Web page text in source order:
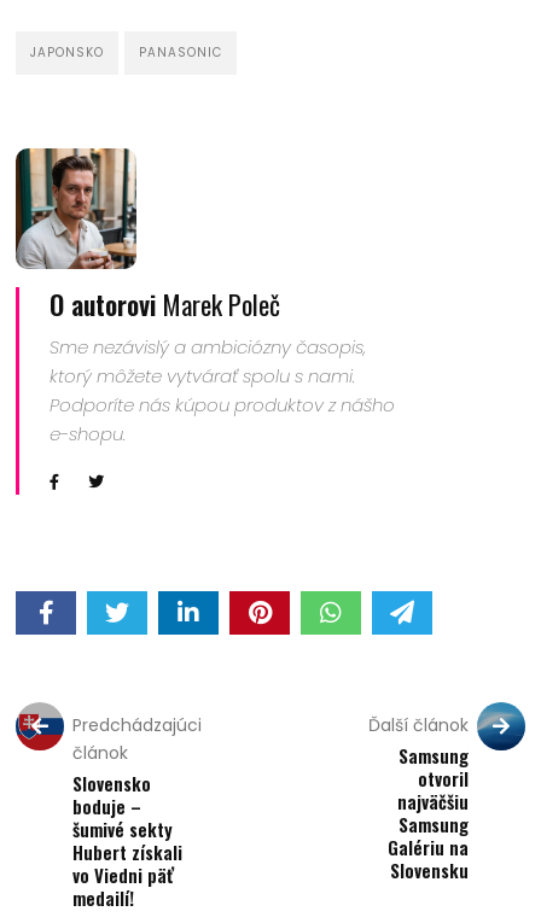
JAPONSKO PANASONIC
O autorovi Marek Poleč
Sme nezávislý a ambiciózny časopis,
ktorý môžete vytvárať spolu s nami.
Podporíte nás kúpou produktov z nášho
e-shopu.
Predchádzajúci
článok
Slovensko
boduje –
šumivé sekty
Hubert získali
vo Viedni päť
medailí!
Ďalší článok
Samsung
otvoril
najväčšiu
Samsung
Galériu na
Slovensku